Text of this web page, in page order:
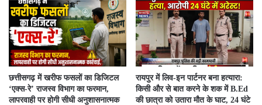
​छत्तीसगढ़ में खरीफ फसलों का डिजिटल
‘एक्स-रे’ राजस्व विभाग का फरमान,
लापरवाही पर होगी सीधी अनुशासनात्मक
रायपुर में लिव-इन पार्टनर बना हत्यारा:
किसी और से बात करने के शक में B.Ed
की छात्रा को उतारा मौत के घाट, 24 घंटे